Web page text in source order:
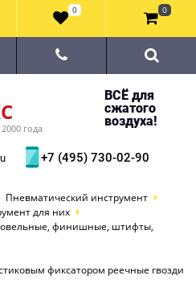
года
ВСЁ для
сжатого
воздуха!
+7 (495) 730-02-90
Пневматический инструмент
для них
финишные, штифты,
фиксатором реечные гвозди
0 0